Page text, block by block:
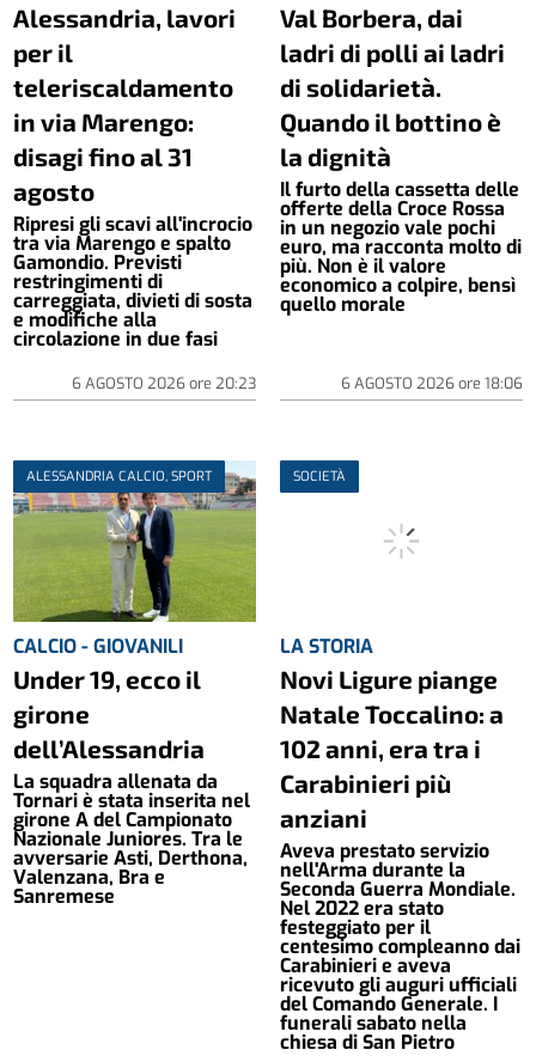
Alessandria, lavori
per il
teleriscaldamento
in via Marengo:
disagi fino al 31
agosto
Ripresi gli scavi all'incrocio
tra via Marengo e spalto
Gamondio. Previsti
restringimenti di
carreggiata, divieti di sosta
e modifiche alla
circolazione in due fasi
6 AGOSTO 2026ore 20:23
Val Borbera, dai
ladri di polli ai ladri
di solidarietà.
Quando il bottino è
la dignità
Il furto della cassetta delle
offerte della Croce Rossa
in un negozio vale pochi
euro, ma racconta molto di
più. Non è il valore
economico a colpire, bensì
quello morale
6 AGOSTO 2026ore 18:06
ALESSANDRIA CALCIO, SPORT
CALCIO - GIOVANILI
Under 19, ecco il
girone
dell’Alessandria
La squadra allenata da
Tornari è stata inserita nel
girone A del Campionato
Nazionale Juniores. Tra le
avversarie Asti, Derthona,
Valenzana, Bra e
Sanremese
SOCIETÀ
LA STORIA
Novi Ligure piange
Natale Toccalino: a
102 anni, era tra i
Carabinieri più
anziani
Aveva prestato servizio
nell'Arma durante la
Seconda Guerra Mondiale.
Nel 2022 era stato
festeggiato per il
centesimo compleanno dai
Carabinieri e aveva
ricevuto gli auguri ufficiali
del Comando Generale. I
funerali sabato nella
chiesa di San Pietro